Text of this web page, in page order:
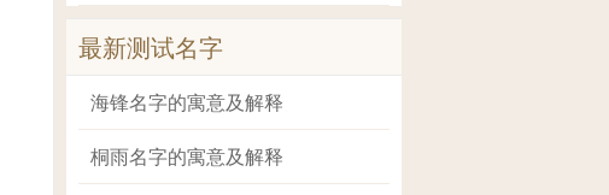
最新测试名字
海锋名字的寓意及解释
桐雨名字的寓意及解释